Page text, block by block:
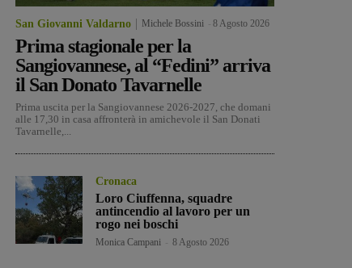
San Giovanni Valdarno Michele Bossini 8 Agosto 2026
Prima stagionale per la
Sangiovannese, al “Fedini” arriva
il San Donato Tavarnelle
Prima uscita per la Sangiovannese 2026-2027, che domani
alle 17,30 in casa affronterà in amichevole il San Donati
Tavarnelle,...
Cronaca
Loro Ciuffenna, squadre
antincendio al lavoro per un
rogo nei boschi
Monica Campani 8 Agosto 2026